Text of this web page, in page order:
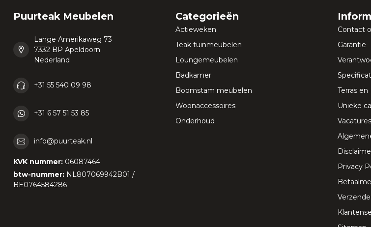
Puurteak Meubelen
Lange Amerikaweg 73
7332 BP Apeldoorn
Nederland
+31 55 540 09 98
+31 6 57 51 53 85
info@puurteak.nl
KVK nummer: 06087464
btw-nummer: NL807069942B01 /
BE0764584286
Categorieën
Actieweken
Teak tuinmeubelen
Loungemeubelen
Badkamer
Boomstam meubelen
Woonaccessoires
Onderhoud
Contact
Garantie
Terras
Unieke
Vacatures
Privacy